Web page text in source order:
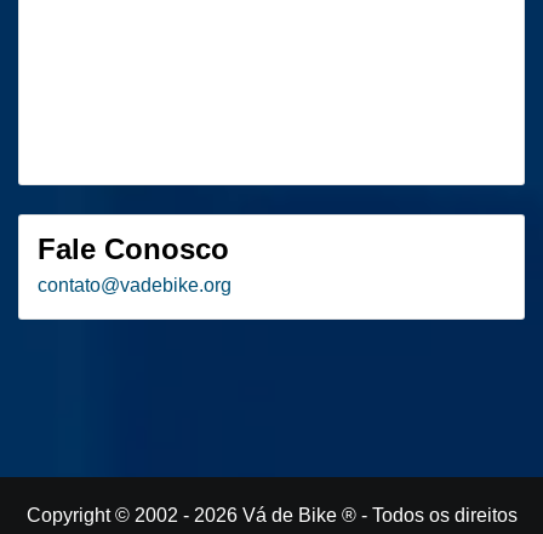
Fale Conosco
contato@vadebike.org
Copyright © 2002 - 2026 Vá de Bike® - Todos os direitos